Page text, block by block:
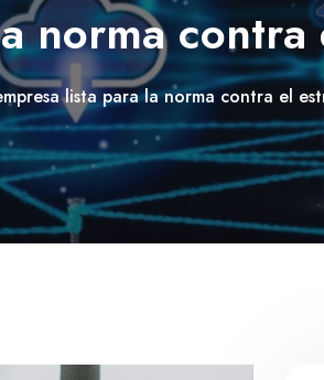
norma
lista para la norma contra el